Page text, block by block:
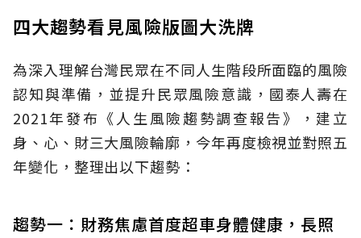
四大趨勢看見風險版圖大洗牌
為深入理解台灣民眾在不同人生階段所面臨的風險
認知與準備，並提升民眾風險意識，國泰人壽在
2021年發布《人生風險趨勢調查報告》，建立
身、心、財三大風險輪廓，今年再度檢視並對照五
年變化，整理出以下趨勢：
趨勢一：財務焦慮首度超車身體健康，長照